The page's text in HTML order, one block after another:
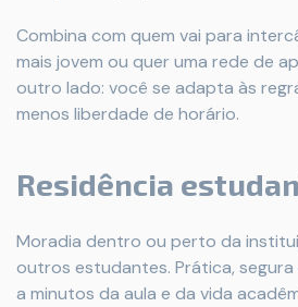
Combina com quem vai para
mais jovem ou quer uma rede de
outro lado: você se adapta às
menos liberdade de horário.
Residência
Moradia dentro ou perto da
outros estudantes. Prática,
a minutos da aula e da vida